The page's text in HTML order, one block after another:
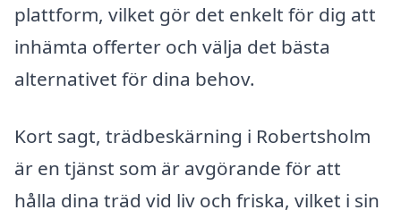
plattform, vilket gör det enkelt för dig att
inhämta offerter och välja det bästa
alternativet för dina behov.
Kort sagt, trädbeskärning i Robertsholm
är en tjänst som är avgörande för att
hålla dina träd vid liv och friska, vilket i sin